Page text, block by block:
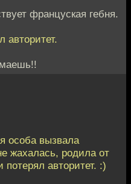
француская гебня.
авторитет.
особа вызвала
жахалась, родила от
авторитет. :)